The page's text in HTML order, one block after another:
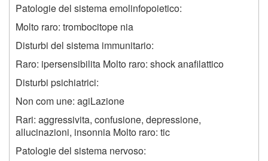
Patologie del sistema emolinfopoietico:
Molto raro: trombocitope nia
Disturbi del sistema immunitario:
Raro: ipersensibilita Molto raro: shock anafilattico
Disturbi psichiatrici:
Non com une: agiLazione
Rari: aggressivita, confusione, depressione,
allucinazioni, insonnia Molto raro: tic
Patologie del sistema nervoso: